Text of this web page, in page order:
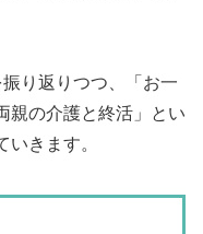
り返りつつ、「お一
親の介護と終活」とい
きます。